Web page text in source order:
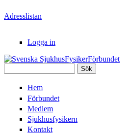
Adresslistan
Logga in
SjukhusFysikerFörbundet
Hem
Förbundet
Medlem
Sjukhusfysikern
Kontakt